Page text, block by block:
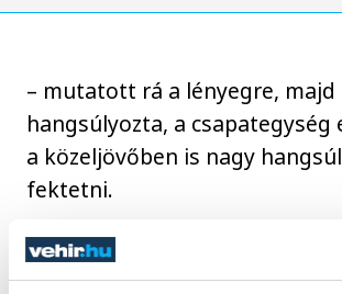
– mutatott rá a lényegre, majd
hangsúlyozta, a csapategység
a közeljövőben is nagy
fektetni.
Férfi futsal NB I